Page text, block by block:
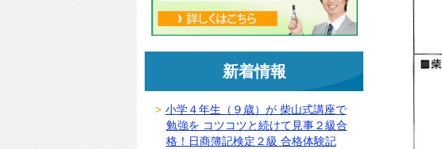
新着情報
小学４年生（９歳）が 柴山式講座で
勉強を コツコツと続けて見事２級合
格！日商簿記検定２級 合格体験記